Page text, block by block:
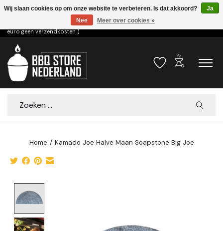
Voor 15.00u besteld dezelfde dag verzonden! ( 6,95 verzendkosten, vanaf 75
euro geen verzendkosten )
Verlanglijst
outdoor_grill
Zoeken
Home / Kamado Joe Halve Maan Soapstone Big Joe
Wij slaan cookies op om onze website te verbeteren. Is dat akkoord?
Ja
Nee
Meer over cookies »